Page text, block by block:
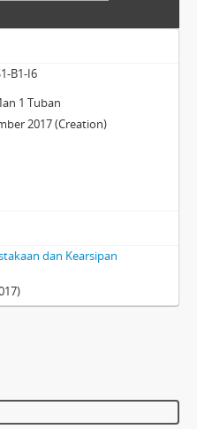
B1-I6
1 Tuban
2017 (Creation)
dan Kearsipan